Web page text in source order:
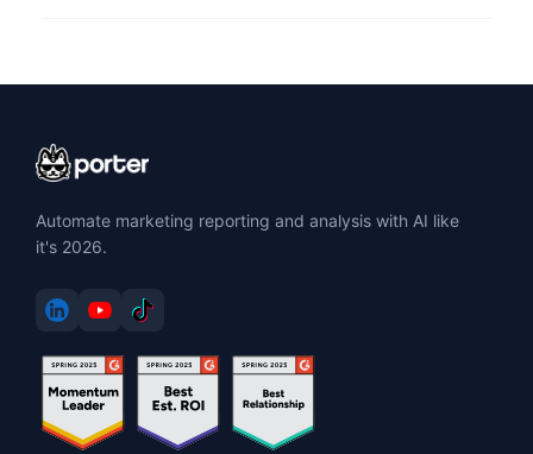
Automate marketing reporting and analysis with AI like
it's 2026.